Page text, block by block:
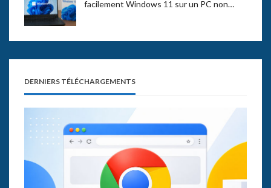
facilement Windows 11 sur un PC non…
DERNIERS TÉLÉCHARGEMENTS